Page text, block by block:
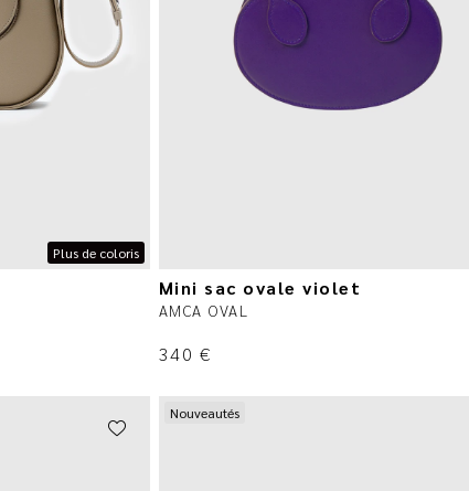
Plus de coloris
Mini sac ovale violet
AMCA OVAL
340 €
Nouveautés